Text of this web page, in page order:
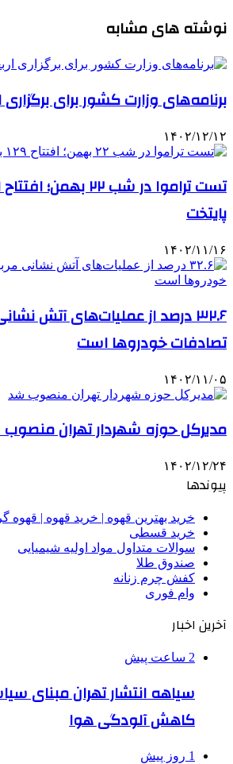
نوشته های مشابه
برنامه‌های وزارت کشور برای برگزاری
۱۴۰۲/۱۲/۱۲
پایتخت
۱۴۰۲/۱۱/۱۶
۳۲.۶ درصد از عملیات‌های آتش
تصادفات خودروها است
۱۴۰۲/۱۱/۰۵
مدیرکل حوزه شهردار تهران
۱۴۰۲/۱۲/۲۴
پیوندها
خرید بهترین قهوه | خرید قهوه | قهوه
خرید قسطی
سوالات متداول مواد اولیه شیمیایی
صندوق طلا
کفش چرم زنانه
وام فوری
آخرین اخبار
2 ساعت پیش
سیاهه انتشار تهران مبنای
کاهش آلودگی هوا
1 روز پیش